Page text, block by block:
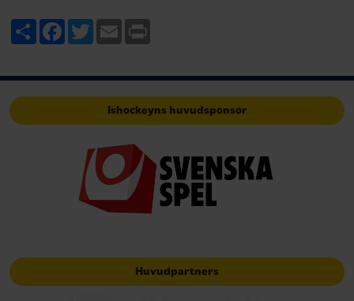
ShareFacebook
TwitterEmail
Ishockeyns huvudsponsor
Huvudpartners